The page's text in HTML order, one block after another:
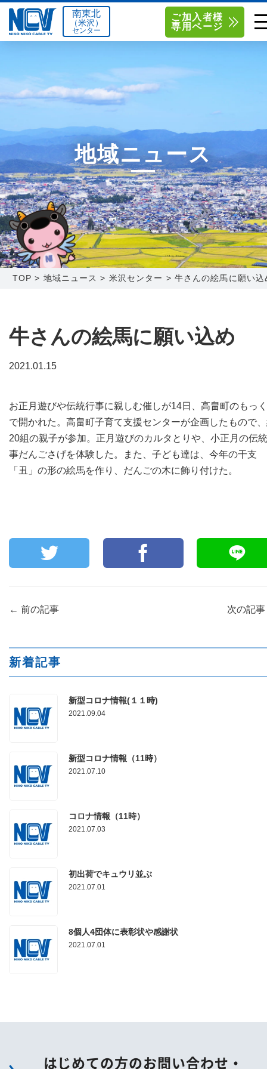
南東北センター（福島）
函館センター 0138-34-2525
新潟センター 025-210-1200
単品料金
お得なセットプラン
料金シミュレーション
サポート
Q&A
センター情報
採用情報
お問い合わせ
お申し込み
〒992-0044
山形県米沢市春日四丁目2-75
0238-24-2525
営業時間 9:00～18:00
南東北センター(福島)
〒960-8252
福島県福島市御山字一本松17-1-
1
0120-173-577
営業時間 9:15～18:00
〒041-0801
北海道函館市桔梗町379-31
0138-34-2525
営業時間 9:00～18:00
〒950-1189
新潟県新潟市西区山田2310-39
025-210-1200
営業時間 9:00～18:00
南東北
（米沢）
センター
ご加入者様
専用ページ
地域ニュース
TOP > 地域ニュース > 米沢センター > 牛さんの絵馬に願い込
牛さんの絵馬に願い込め
2021.01.15
お正月遊びや伝統行事に親しむ催しが14日、高畠町のもっ
で開かれた。高畠町子育て支援センターが企画したもので
20組の親子が参加。正月遊びのカルタとりや、小正月の伝
事だんごさげを体験した。また、子ども達は、今年の干支
「丑」の形の絵馬を作り、だんごの木に飾り付けた。
← 前の記事 次の記事
新着記事
新型コロナ情報(１１時)
2021.09.04
新型コロナ情報（11時）
2021.07.10
コロナ情報（11時）
2021.07.03
初出荷でキュウリ並ぶ
2021.07.01
8個人4団体に表彰状や感謝状
2021.07.01
はじめての方のお問い合わせ・